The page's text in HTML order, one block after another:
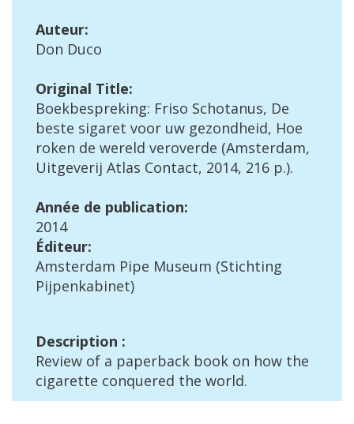
Auteur:
Don Duco
Original Title:
Boekbespreking: Friso Schotanus, De
beste sigaret voor uw gezondheid, Hoe
roken de wereld veroverde (Amsterdam,
Uitgeverij Atlas Contact, 2014, 216 p.).
Année de publication:
2014
Éditeur:
Amsterdam Pipe Museum (Stichting
Pijpenkabinet)
Description :
Review of a paperback book on how the
cigarette conquered the world.